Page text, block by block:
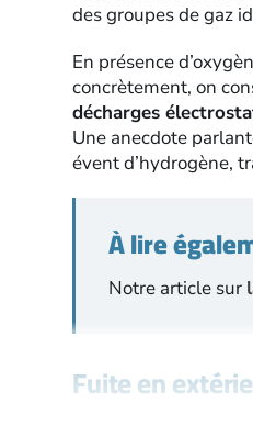
des groupes de gaz
En présence
concrètement, on
décharges
Une anecdote
évent d’hydrogène,
À lire
Notre article sur
Fuite en